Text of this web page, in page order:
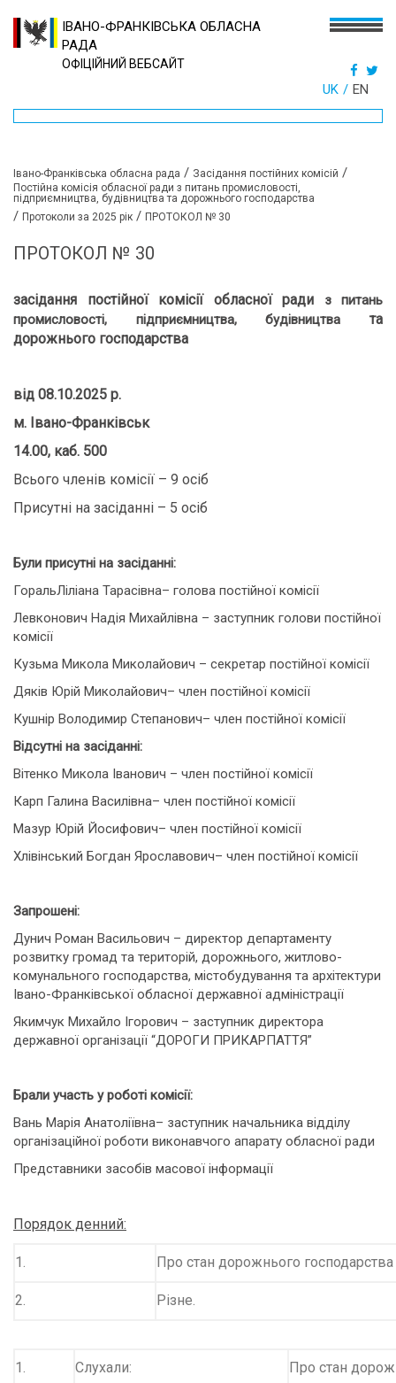
ІВАНО-ФРАНКІВСЬКА ОБЛАСНА
РАДА
ОФІЦІЙНИЙ ВЕБСАЙТ
UK EN
Івано-Франківська обласна рада / Засідання постійних комісій /
Постійна комісія обласної ради з питань промисловості,
підприємництва, будівництва та дорожнього господарства
/ Протоколи за 2025 рік / ПРОТОКОЛ № 30
ПРОТОКОЛ № 30
засідання постійної комісії обласної ради
з питань
промисловості, підприємництва, будівництва та
дорожнього господарства
від 08.10.2025 р.
м. Івано-Франківськ
14.00, каб. 500
Всього членів комісії – 9 осіб
Присутні на засіданні – 5 осіб
Були присутні на засіданні:
ГоральЛіліана Тарасівна– голова постійної комісії
Левконович Надія Михайлівна – заступник голови постійної
комісії
Кузьма Микола Миколайович – секретар постійної комісії
Дяків Юрій Миколайович– член постійної комісії
Кушнір Володимир Степанович– член постійної комісії
Відсутні на засіданні:
Вітенко Микола Іванович – член постійної комісії
Карп Галина Василівна– член постійної комісії
Мазур Юрій Йосифович– член постійної комісії
Хлівінський Богдан Ярославович– член постійної комісії
Запрошені:
Дунич Роман Васильович – директор департаменту
розвитку громад та територій, дорожнього, житлово-
комунального господарства, містобудування та архітектури
Івано-Франківської обласної державної адміністрації
Якимчук Михайло Ігорович – заступник директора
державної організації “ДОРОГИ ПРИКАРПАТТЯ”
Брали участь у роботі комісії:
Вань Марія Анатоліївна– заступник начальника відділу
організаційної роботи виконавчого апарату обласної ради
Представники засобів масової інформації
Порядок денний:
1. Про стан дорожнього господарства
2. Різне.
1. Слухали: Про стан